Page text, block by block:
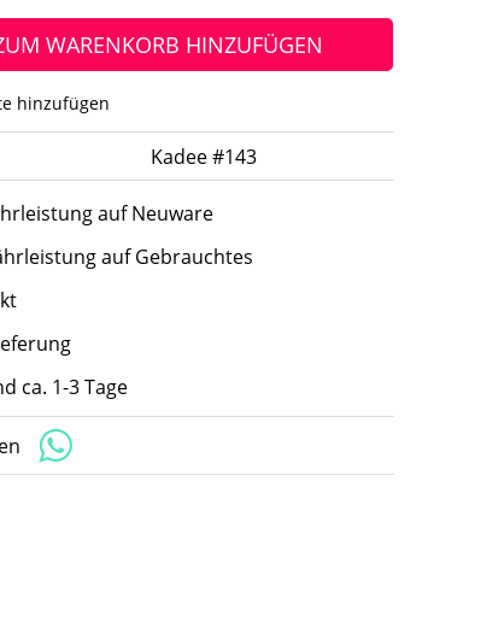
WARENKORB HINZUFÜGEN
hinzufügen
Kadee #143
auf Neuware
auf Gebrauchtes
ca. 1-3 Tage